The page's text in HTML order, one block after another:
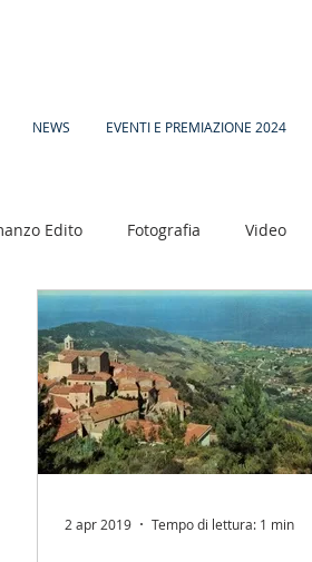
NEWS EVENTI E PREMIAZIONE 2024
Edito Fotografia Video
2 apr 2019 Tempo di lettura: 1 min